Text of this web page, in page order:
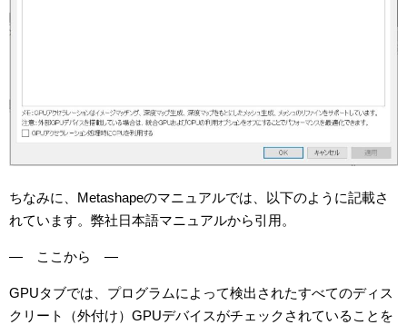
ちなみに、Metashapeのマニュアルでは、以下のように記載さ
れています。弊社日本語マニュアルから引用。
— ここから —
GPUタブでは、プログラムによって検出されたすべてのディス
クリート（外付け）GPUデバイスがチェックされていることを